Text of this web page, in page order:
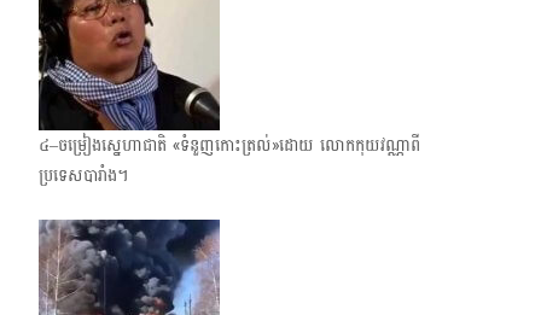
៤–ចម្រៀងស្នេហាជាតិ «ទំនួញកោះត្រល់»​ដោយ លោកកុយវណ្ណា​ពី
ប្រទេសបារាំង។